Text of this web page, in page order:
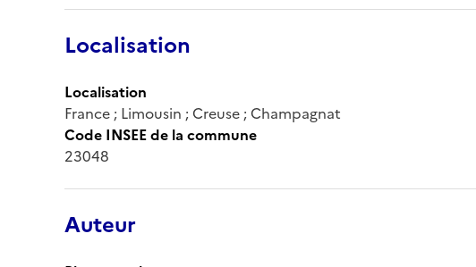
Localisation
Localisation
France ; Limousin ; Creuse ; Champagnat
Code INSEE de la commune
23048
Auteur